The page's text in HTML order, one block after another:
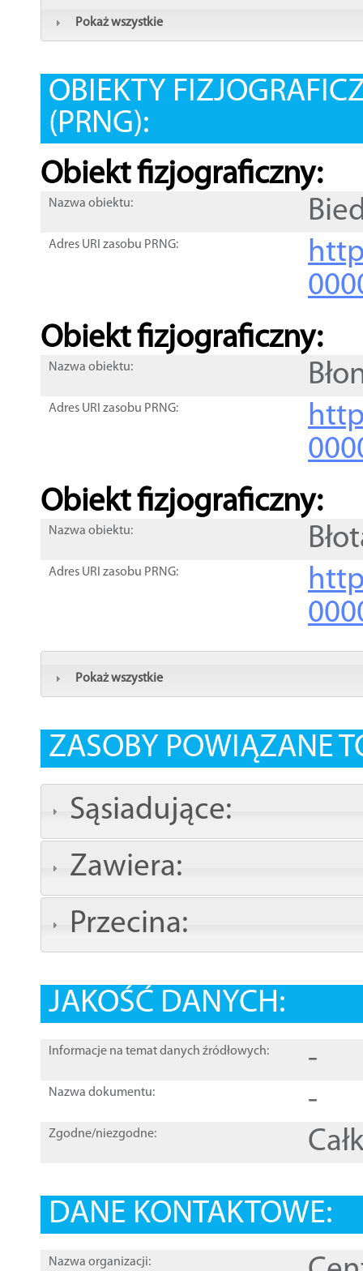
Pokaż wszystkie
OBIEKTY
(PRNG):
Obiekt fizjograficzny:
Nazwa obiektu:
Adres URI zasobu PRNG:
Obiekt fizjograficzny:
Nazwa obiektu:
Adres URI zasobu PRNG:
Obiekt fizjograficzny:
Nazwa obiektu:
Adres URI zasobu PRNG:
Pokaż wszystkie
ZASOBY POWIĄZANE
Sąsiadujące:
Zawiera:
Przecina:
JAKOŚĆ DANYCH:
Informacje na temat danych źródłowych: -
Nazwa dokumentu: -
Zgodne/niezgodne:
DANE KONTAKTOWE:
Nazwa organizacji: